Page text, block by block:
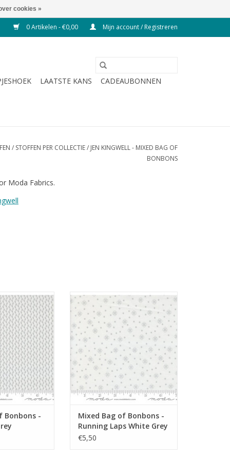
0 Artikelen - €0,00 Mijn account / Registreren
LAATSTE KANS CADEAUBONNEN
/ STOFFEN PER COLLECTIE/ JEN KINGWELL - MIXED BAG OF
BONBONS
Moda Fabrics.
met grijs
WINKELWAGEN
Bonbons -
low volume met stippen en
bloemetjes
TOEVOEGEN AAN WINKELWAGEN
Mixed Bag of Bonbons -
Running Laps White Grey
€5,50
cookies »